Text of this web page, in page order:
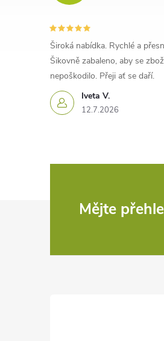
Iveta V.
12.7.2026
Široká nabídka. Rychlé a
Šikovně zabaleno, aby se
nepoškodilo. Přeji ať se daří.
Mějte